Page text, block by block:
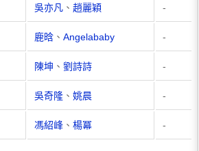
吳亦凡 、 趙麗穎 -
鹿晗 、 Angelababy -
陳坤 、 劉詩詩 -
吳奇隆 、 姚晨 -
馮紹峰 、 楊冪 -